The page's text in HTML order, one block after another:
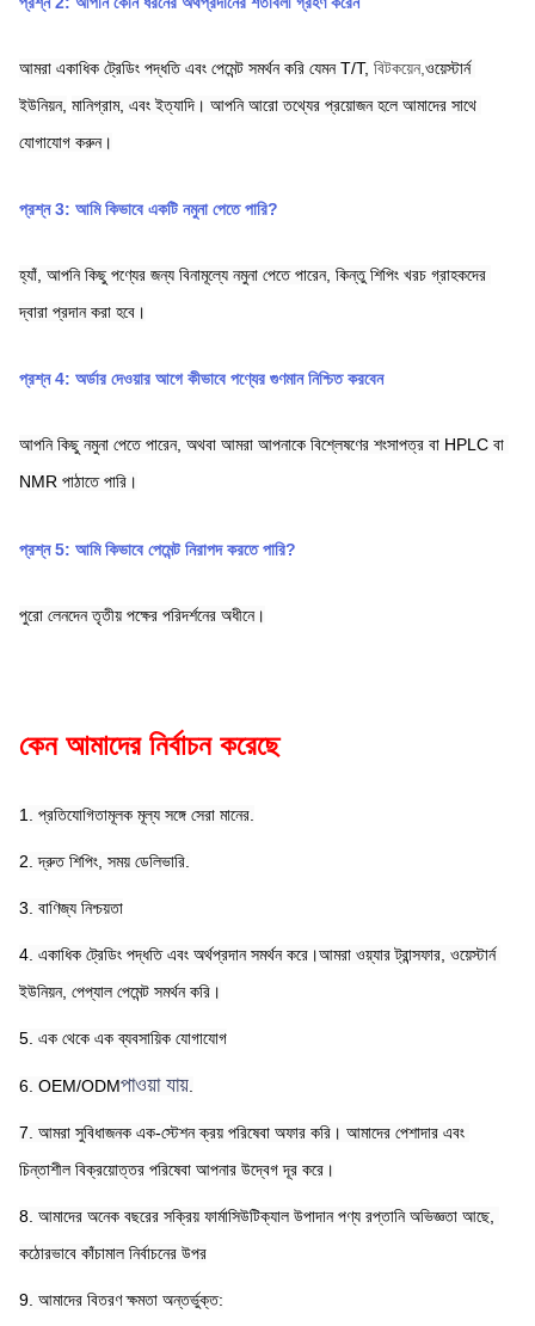
আমরা একাধিক ট্রেডিং পদ্ধতি এবং পেমেন্ট সমর্থন করি যেমন T/T, বিটকয়েন,ওয়েস্টার্ন
ইউনিয়ন, মানিগ্রাম, এবং ইত্যাদি। আপনি আরো তথ্যের প্রয়োজন হলে আমাদের সাথে
যোগাযোগ করুন।
প্রশ্ন 3: আমি কিভাবে একটি নমুনা পেতে পারি?
হ্যাঁ, আপনি কিছু পণ্যের জন্য বিনামূল্যে নমুনা পেতে পারেন, কিন্তু শিপিং খরচ গ্রাহকদের
দ্বারা প্রদান করা হবে।
প্রশ্ন 4: অর্ডার দেওয়ার আগে কীভাবে পণ্যের গুণমান নিশ্চিত করবেন
আপনি কিছু নমুনা পেতে পারেন, অথবা আমরা আপনাকে বিশ্লেষণের শংসাপত্র বা HPLC বা
NMR পাঠাতে পারি।
প্রশ্ন 5: আমি কিভাবে পেমেন্ট নিরাপদ করতে পারি?
পুরো লেনদেন তৃতীয় পক্ষের পরিদর্শনের অধীনে।
কেন আমাদের নির্বাচন করেছে
1. প্রতিযোগিতামূলক মূল্য সঙ্গে সেরা মানের.
2. দ্রুত শিপিং, সময় ডেলিভারি.
3. বাণিজ্য নিশ্চয়তা
4. একাধিক ট্রেডিং পদ্ধতি এবং অর্থপ্রদান সমর্থন করে।আমরা ওয়্যার ট্রান্সফার, ওয়েস্টার্ন
ইউনিয়ন, পেপ্যাল ​​পেমেন্ট সমর্থন করি।
5. এক থেকে এক ব্যবসায়িক যোগাযোগ
6. OEM/ODMপাওয়া যায়
7. আমরা সুবিধাজনক এক-স্টেশন ক্রয় পরিষেবা অফার করি। আমাদের পেশাদার এবং
চিন্তাশীল বিক্রয়োত্তর পরিষেবা আপনার উদ্বেগ দূর করে।
8. আমাদের অনেক বছরের সক্রিয় ফার্মাসিউটিক্যাল উপাদান পণ্য রপ্তানি অভিজ্ঞতা আছে,
কঠোরভাবে কাঁচামাল নির্বাচনের উপর
9. আমাদের বিতরণ ক্ষমতা অন্তর্ভুক্ত: